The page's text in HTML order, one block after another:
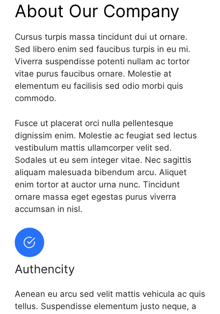
About Our Company
Cursus turpis massa tincidunt dui ut ornare.
Sed libero enim sed faucibus turpis in eu mi.
Viverra suspendisse potenti nullam ac tortor
vitae purus faucibus ornare. Molestie at
elementum eu facilisis sed odio morbi quis
commodo.
Fusce ut placerat orci nulla pellentesque
dignissim enim. Molestie ac feugiat sed lectus
vestibulum mattis ullamcorper velit sed.
Sodales ut eu sem integer vitae. Nec sagittis
aliquam malesuada bibendum arcu. Aliquet
enim tortor at auctor urna nunc. Tincidunt
ornare massa eget egestas purus viverra
accumsan in nisl.
Authencity
Aenean eu arcu sed velit mattis vehicula ac quis
tellus. Suspendisse elementum justo neque, a